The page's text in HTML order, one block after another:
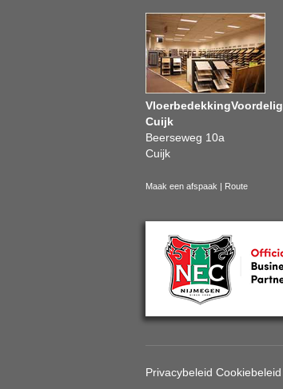
VloerbedekkingVoordelig
Cuijk
Beerseweg 10a
Cuijk
Maak een afspaak | Route
Privacybeleid Cookiebeleid